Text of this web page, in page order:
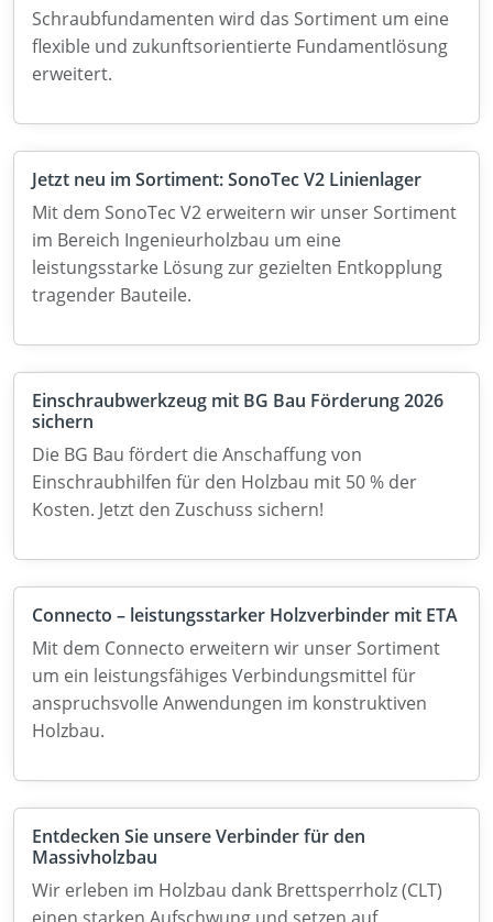
Schraubfundamenten wird das Sortiment um eine
flexible und zukunftsorientierte Fundamentlösung
erweitert.
Jetzt neu im Sortiment: SonoTec V2 Linienlager
Mit dem SonoTec V2 erweitern wir unser Sortiment
im Bereich Ingenieurholzbau um eine
leistungsstarke Lösung zur gezielten Entkopplung
tragender Bauteile.
Einschraubwerkzeug mit BG Bau Förderung 2026
sichern
Die BG Bau fördert die Anschaffung von
Einschraubhilfen für den Holzbau mit 50 % der
Kosten. Jetzt den Zuschuss sichern!
Connecto – leistungsstarker Holzverbinder mit ETA
Mit dem Connecto erweitern wir unser Sortiment
um ein leistungsfähiges Verbindungsmittel für
anspruchsvolle Anwendungen im konstruktiven
Holzbau.
Entdecken Sie unsere Verbinder für den
Massivholzbau
Wir erleben im Holzbau dank Brettsperrholz (CLT)